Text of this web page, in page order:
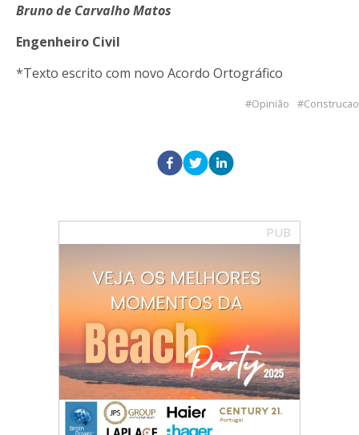
Bruno de Carvalho Matos
Engenheiro Civil
*Texto escrito com novo Acordo Ortográfico
Opinião Construcao
PUB